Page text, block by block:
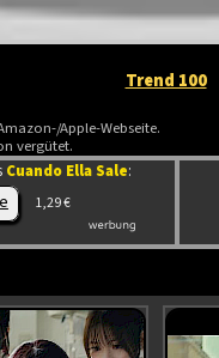
Trend 100
Apple-Webseite.
vergütet.
Cuando Ella Sale:
1,29 €